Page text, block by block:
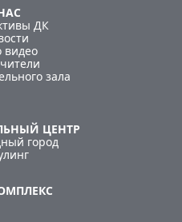
ДК
видео
зала
ЦЕНТР
город